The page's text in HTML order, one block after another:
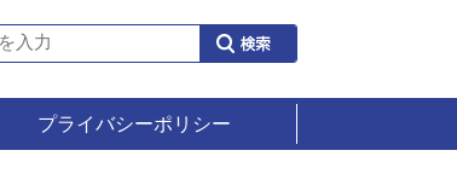
プライバシーポリシー